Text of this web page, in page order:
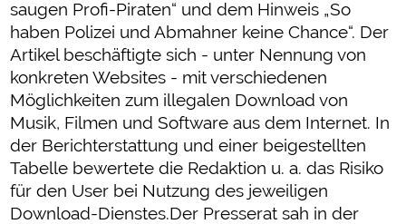
saugen Profi-Piraten“ und dem Hinweis „So
haben Polizei und Abmahner keine Chance“. Der
Artikel beschäftigte sich - unter Nennung von
konkreten Websites - mit verschiedenen
Möglichkeiten zum illegalen Download von
Musik, Filmen und Software aus dem Internet. In
der Berichterstattung und einer beigestellten
Tabelle bewertete die Redaktion u. a. das Risiko
für den User bei Nutzung des jeweiligen
Download-Dienstes.Der Presserat sah in der